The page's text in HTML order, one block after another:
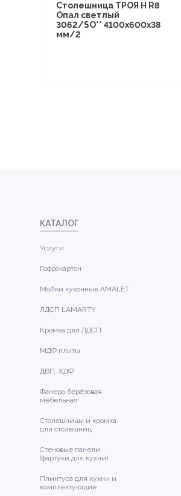
Столешница ТРОЯ Н R8
Опал светлый
3062/SO** 4100х600х38
мм/2
КАТАЛОГ
Услуги
Гофрокартон
Мойки кухонные AMALET
ЛДСП LAMARTY
Кромка для ЛДСП
МДФ плиты
ДВП, ХДФ
Фанера берёзовая
мебельная
Столешницы и кромка
для столешниц
Стеновые панели
(фартуки для кухни)
Плинтуса для кухни и
комплектующие